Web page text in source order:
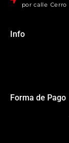
por calle Cerro
Info
Forma de Pago